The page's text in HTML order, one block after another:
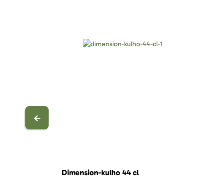
Dimension-kulho 44 cl